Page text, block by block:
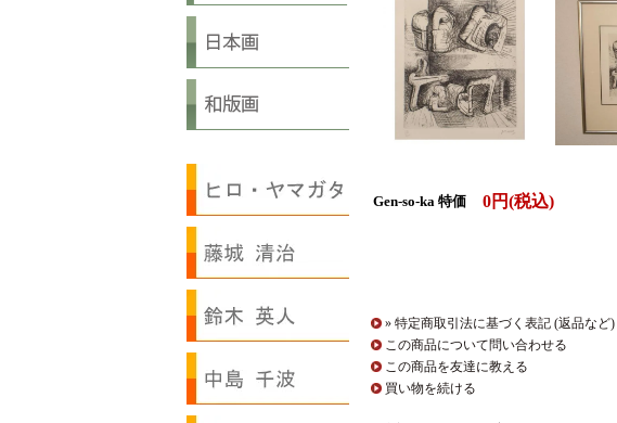
Gen-so-ka 特価 0円(税込)
» 特定商取引法に基づく表記 (返品など)
この商品について問い合わせる
この商品を友達に教える
買い物を続ける